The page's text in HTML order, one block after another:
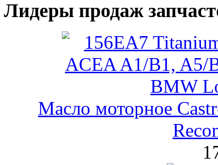
Лидеры продаж
Масло моторное